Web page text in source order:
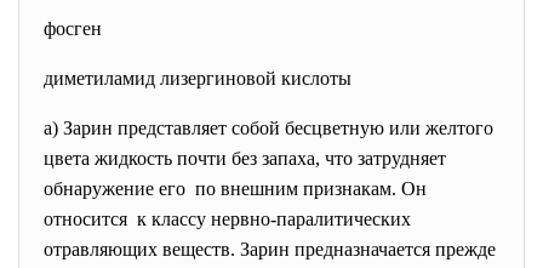
фосген
диметиламид лизергиновой кислоты
а) Зарин представляет собой бесцветную или желтого
цвета жидкость почти без запаха, что затрудняет
обнаружение его по внешним признакам. Он
относится к классу нервно-паралитических
отравляющих веществ. Зарин предназначается прежде